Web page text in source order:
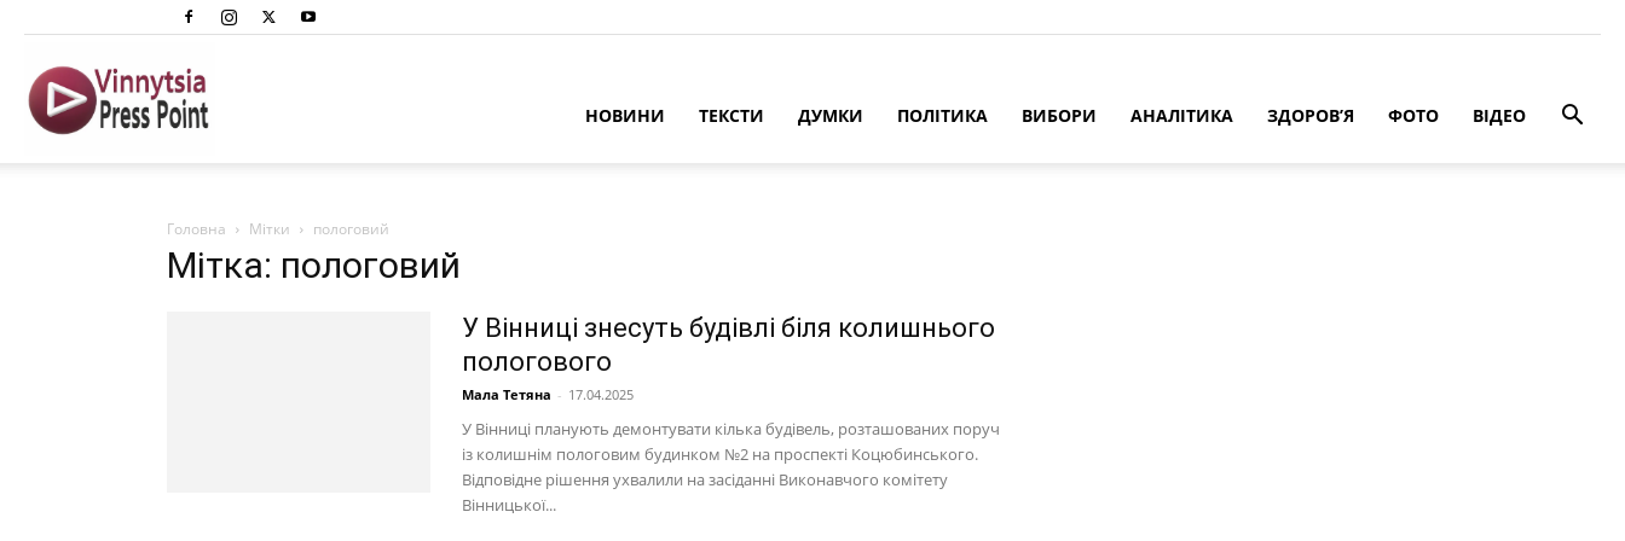
Преспоінт
НОВИНИ ТЕКСТИ ДУМКИ ПОЛІТИКА ВИБОРИ АНАЛІТИКА ЗДОРОВ’Я ФОТО ВІДЕО
Головна Мітки пологовий
Мітка: пологовий
У Вінниці знесуть будівлі біля колишнього
пологового
Мала Тетяна - 17.04.2025
У Вінниці планують демонтувати кілька будівель, розташованих поруч
із колишнім пологовим будинком №2 на проспекті Коцюбинського.
Відповідне рішення ухвалили на засіданні Виконавчого комітету
Вінницької...